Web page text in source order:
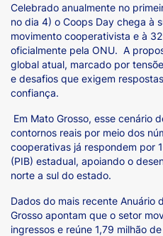
Celebrado anualmente no
no dia 4) o Coops Day chega à
movimento cooperativista e à
oficialmente pela ONU. A
global atual, marcado por
e desafios que exigem
confiança.
Em Mato Grosso, esse cenário
contornos reais por meio dos
cooperativas já respondem por
(PIB) estadual, apoiando o
norte a sul do estado.
Dados do mais recente Anuário
Grosso apontam que o setor
ingressos e reúne 1,79 milhão